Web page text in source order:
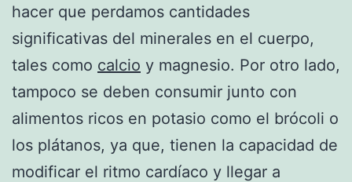
hacer que perdamos cantidades
significativas del minerales en el cuerpo,
tales como calcio y magnesio. Por otro lado,
tampoco se deben consumir junto con
alimentos ricos en potasio como el brócoli o
los plátanos, ya que, tienen la capacidad de
modificar el ritmo cardíaco y llegar a